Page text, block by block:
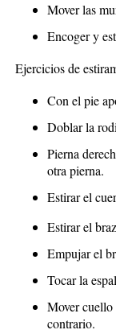
Mover las
Encoger y
Ejercicios de
Con el pie
Doblar la
Pierna
otra pierna.
Estirar el
Estirar el
Empujar el
Tocar la
Mover cuello
contrario.